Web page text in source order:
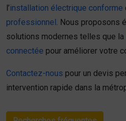
l’installation électrique conforme
professionnel . Nous proposons
solutions modernes telles que la
connectée pour améliorer votre
Contactez-nous pour un devis
intervention rapide dans la